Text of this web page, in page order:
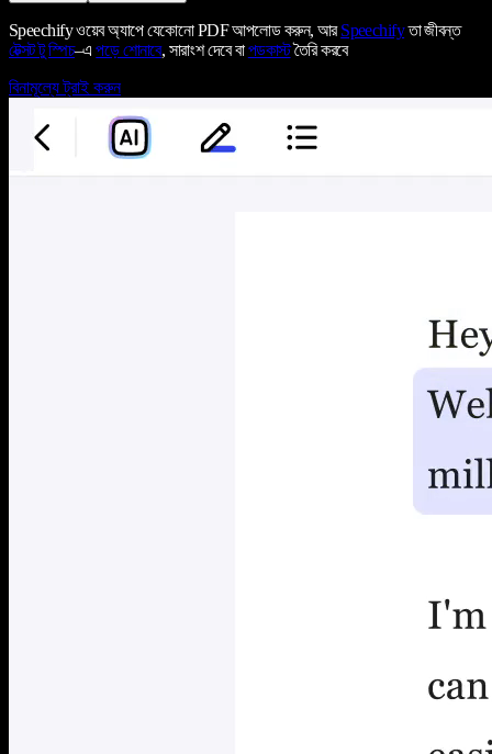
Speechify ওয়েব অ্যাপে যেকোনো PDF আপলোড করুন, আরSpeechifyতা জীবন্ত
টেক্সট টু স্পিচ–এপড়ে শোনাবে, সারাংশ দেবে বাপডকাস্টতৈরি করবে
বিনামূল্যে ট্রাই করুন